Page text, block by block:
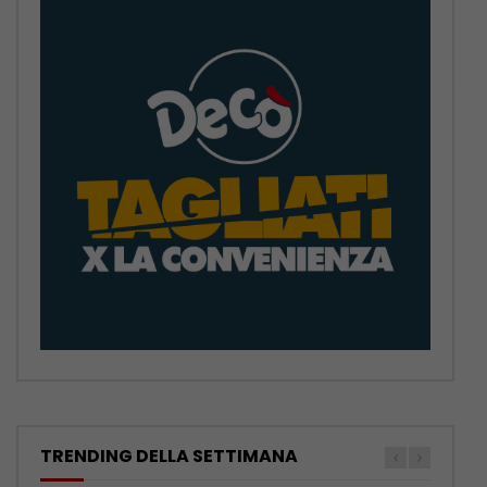
TRENDING DELLA SETTIMANA